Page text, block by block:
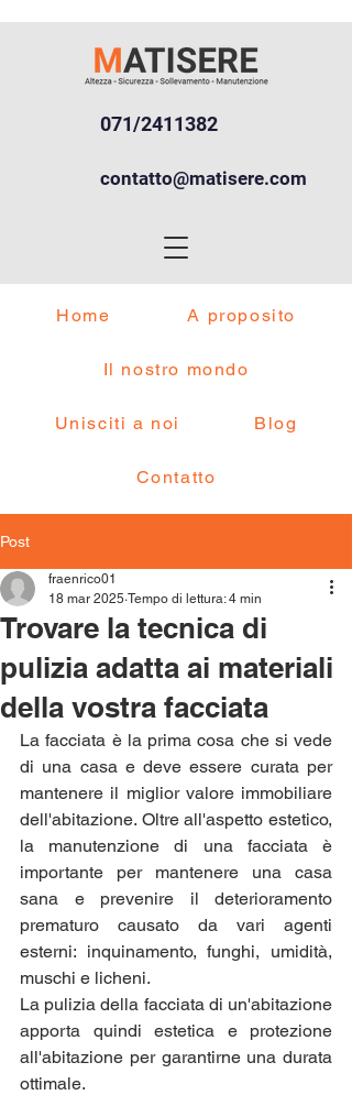
071/2411382
contatto@matisere.com
Home A proposito
Il nostro mondo
Unisciti a noi Blog
Contatto
Post
Trovare la tecnica di
pulizia adatta ai materiali
della vostra facciata
fraenrico01
18 mar 2025 Tempo di lettura: 4 min
La facciata è la prima cosa che si vede
di una casa e deve essere curata per
mantenere il miglior valore immobiliare
dell'abitazione. Oltre all'aspetto estetico,
la manutenzione di una facciata è
importante per mantenere una casa
sana e prevenire il deterioramento
prematuro causato da vari agenti
esterni: inquinamento, funghi, umidità,
muschi e licheni.
La pulizia della facciata di un'abitazione
apporta quindi estetica e protezione
all'abitazione per garantirne una durata
ottimale.